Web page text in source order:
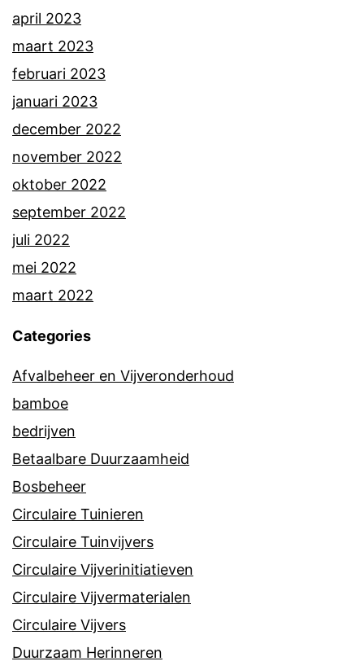
april 2023
maart 2023
februari 2023
januari 2023
december 2022
november 2022
oktober 2022
september 2022
juli 2022
mei 2022
maart 2022
Categories
Afvalbeheer en Vijveronderhoud
bamboe
bedrijven
Betaalbare Duurzaamheid
Bosbeheer
Circulaire Tuinieren
Circulaire Tuinvijvers
Circulaire Vijverinitiatieven
Circulaire Vijvermaterialen
Circulaire Vijvers
Duurzaam Herinneren